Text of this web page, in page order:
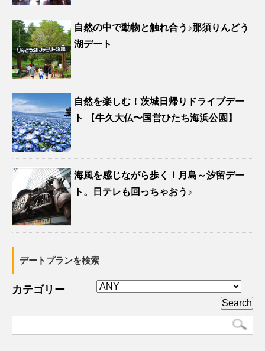
自然の中で動物と触れ合う♪那須りんどう
湖デート
自然を楽しむ！茨城日帰りドライブデー
ト 【牛久大仏〜国営ひたち海浜公園】
海風を感じながら歩く！月島～汐留デー
ト。日テレも回っちゃおう♪
デートプランを検索
カテゴリー